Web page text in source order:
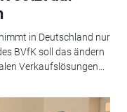
in Deutschland nur
BVfK soll das ändern
Verkaufslösungen...